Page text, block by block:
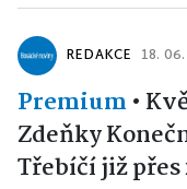
REDAKCE 18.
Premium •
Zdeňky
Třebíčí již přes